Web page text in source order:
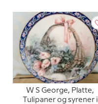
W S George, Platte,
Tulipaner og syrener i